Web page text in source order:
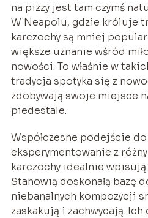
na pizzy jest tam czymś
W Neapolu, gdzie króluje
karczochy są mniej
większe uznanie wśród
nowości. To właśnie w
tradycja spotyka się z
zdobywają swoje miejsce
piedestale.
Współczesne podejście do
eksperymentowanie z
karczochy idealnie
Stanowią doskonałą bazę
niebanalnych kompozycji
zaskakują i zachwycają.